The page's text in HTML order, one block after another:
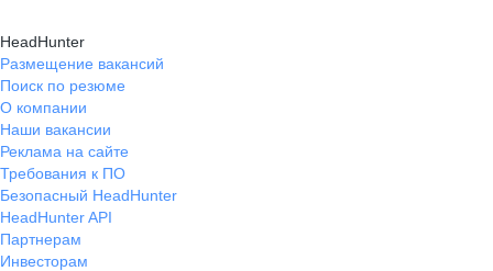
HeadHunter
Размещение вакансий
Поиск по резюме
О компании
Наши вакансии
Реклама на сайте
Требования к ПО
Безопасный HeadHunter
HeadHunter API
Партнерам
Инвесторам